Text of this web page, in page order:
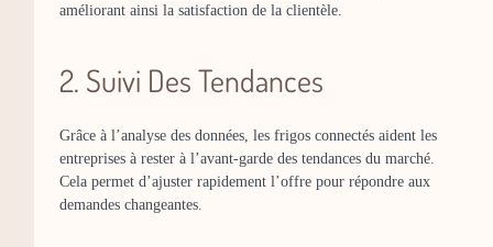
améliorant ainsi la satisfaction de la clientèle.
2. Suivi Des Tendances
Grâce à l’analyse des données, les frigos connectés aident les
entreprises à rester à l’avant-garde des tendances du marché.
Cela permet d’ajuster rapidement l’offre pour répondre aux
demandes changeantes.